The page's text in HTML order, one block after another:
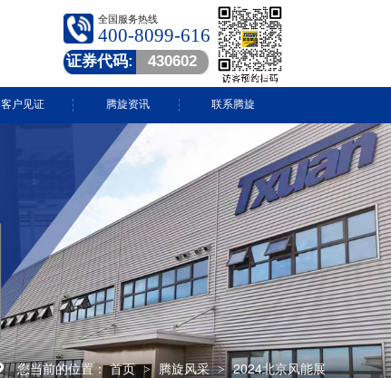
全国服务热线
400-8099-616
证券代码: 430602
客户见证 腾旋资讯
腾旋快讯
技术中心
常见问答
行业动态
视频中心
联系腾旋
您当前的位置： 首页 > 腾旋风采 > 2024北京风能展